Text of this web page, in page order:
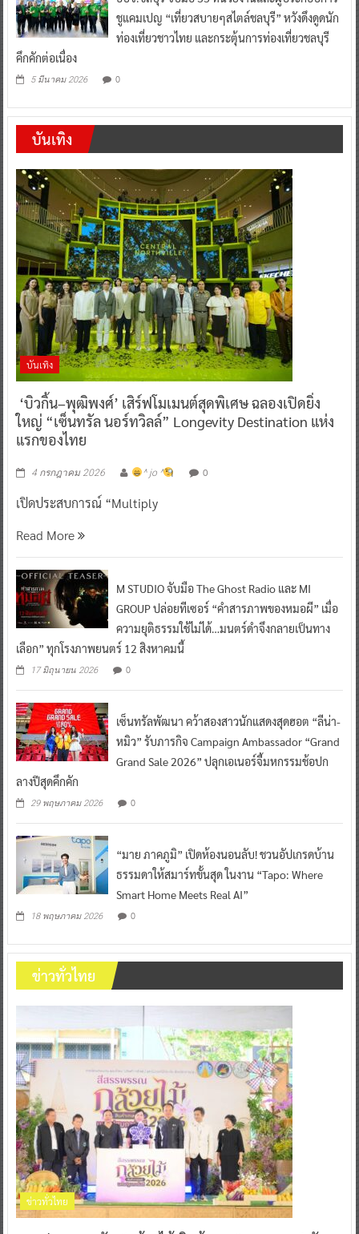
ชูแคมเปญ “เที่ยวสบายๆสไตล์ชลบุรี” หวังดึงดูดนัก
ท่องเที่ยวชาวไทย และกระตุ้นการท่องเที่ยวชลบุรี
คึกคักต่อเนื่อง
5 มีนาคม 2026 0
บันเทิง
บันเทิง
‘บิวกิ้น–พุฒิพงศ์’ เสิร์ฟโมเมนต์สุดพิเศษ ฉลองเปิดยิ่ง
ใหญ่ “เซ็นทรัล นอร์ทวิลล์” Longevity Destination แห่ง
แรกของไทย
4 กรกฎาคม 2026 ^ jo ^ 0
เปิดประสบการณ์ “Multiply
Read More
M STUDIO จับมือ The Ghost Radio และ MI
GROUP ปล่อยทีเซอร์ “คำสารภาพของหมอผี” เมื่อ
ความยุติธรรมใช้ไม่ได้…มนตร์ดำจึงกลายเป็นทาง
เลือก” ทุกโรงภาพยนตร์ 12 สิงหาคมนี้
17 มิถุนายน 2026 0
เซ็นทรัลพัฒนา คว้าสองสาวนักแสดงสุดฮอต “ลีน่า-
หมิว” รับภารกิจ Campaign Ambassador “Grand
Grand Sale 2026” ปลุกเอเนอร์จี้มหกรรมช้อปก
ลางปีสุดคึกคัก
29 พฤษภาคม 2026 0
“มาย ภาคภูมิ” เปิดห้องนอนลับ! ชวนอัปเกรดบ้าน
ธรรมดาให้สมาร์ทขั้นสุด ในงาน “Tapo: Where
Smart Home Meets Real AI”
18 พฤษภาคม 2026 0
ข่าวทั่วไทย
ข่าวทั่วไทย